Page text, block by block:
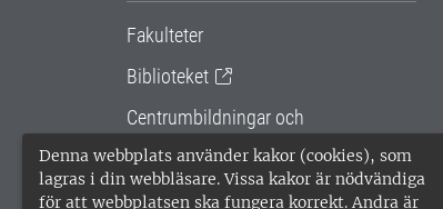
Denna webbplats använder kakor (cookies), som
lagras i din webbläsare. Vissa kakor är nödvändiga
för att webbplatsen ska fungera korrekt. Andra är
Fakulteter
Biblioteket
Centrumbildningar och
samarbetsprojekt
Gemensamma verksamhetsstödet